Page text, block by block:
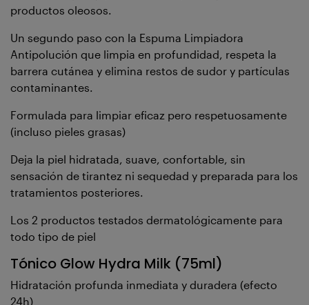
productos oleosos.
Un segundo paso con la Espuma Limpiadora
Antipolución que limpia en profundidad, respeta la
barrera cutánea y elimina restos de sudor y partículas
contaminantes.
Formulada para limpiar eficaz pero respetuosamente
(incluso pieles grasas)
Deja la piel hidratada, suave, confortable, sin
sensación de tirantez ni sequedad y preparada para los
tratamientos posteriores.
Los 2 productos testados dermatológicamente para
todo tipo de piel
Tónico Glow Hydra Milk (75ml)
Hidratación profunda inmediata y duradera (efecto
24h)